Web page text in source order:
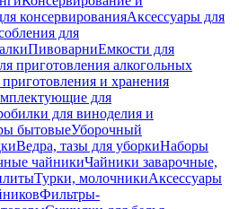
консервированияАксессуары для
для
ПивоварниЕмкости для
приготовления алкогольных
и хранения
для
для виноделия и
бытовыеУборочный
Ведра, тазы для уборкиНаборы
чайникиЧайники заварочные,
Турки, молочникиАксессуары
Фильтры-